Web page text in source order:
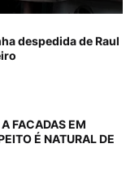
despedida de Raul
FACADAS EM
É NATURAL DE